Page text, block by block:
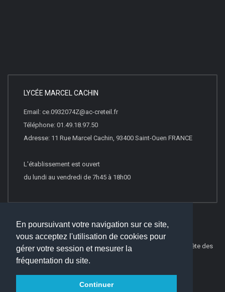
En poursuivant votre navigation sur ce site,
vous acceptez l'utilisation de cookies pour
gérer votre session et mesurer la
fréquentation du site.
Continuer
LYCÉE MARCEL CACHIN
Email: ce.0932074Z@ac-creteil.fr
Téléphone: 01.49.18.97.50
Adresse: 11 Rue Marcel Cachin, 93400 Saint-Ouen FRANCE
L'établissement est ouvert
du lundi au vendredi de 7h45 à 18h00
© 2022 Websco Innovations -Mentions Légales
Liste Complète des